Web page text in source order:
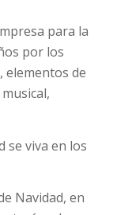
para la
por los
elementos de
se viva en los
Navidad, en